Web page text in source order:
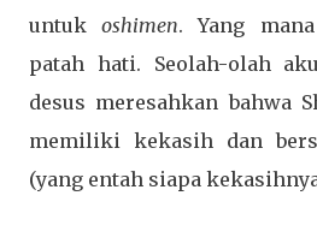
untukoshimen. Yang
patah hati. Seolah-olah
desus meresahkan bahwa
memiliki kekasih dan
(yang entah siapa